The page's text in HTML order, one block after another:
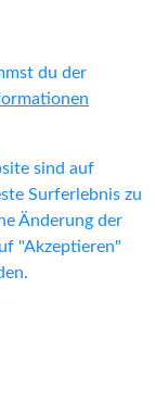
du der
sind auf
Surferlebnis zu
Änderung der
"Akzeptieren"